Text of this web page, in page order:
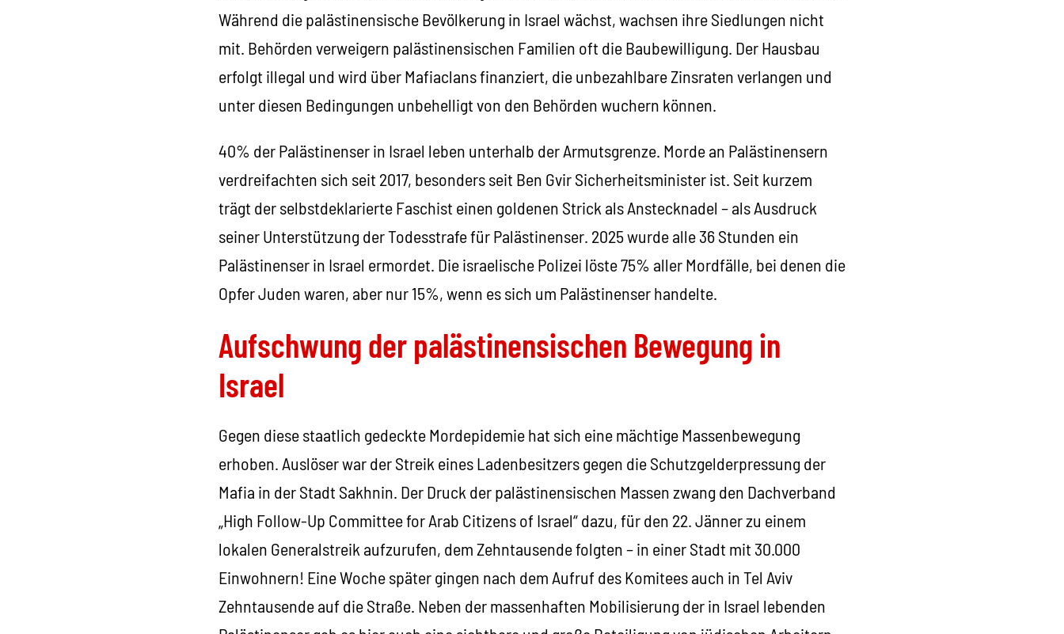
Während die palästinensische Bevölkerung in Israel wächst, wachsen ihre Siedlungen nicht
mit. Behörden verweigern palästinensischen Familien oft die Baubewilligung. Der Hausbau
erfolgt illegal und wird über Mafiaclans finanziert, die unbezahlbare Zinsraten verlangen und
unter diesen Bedingungen unbehelligt von den Behörden wuchern können.
40% der Palästinenser in Israel leben unterhalb der Armutsgrenze. Morde an Palästinensern
verdreifachten sich seit 2017, besonders seit Ben Gvir Sicherheitsminister ist. Seit kurzem
trägt der selbstdeklarierte Faschist einen goldenen Strick als Anstecknadel – als Ausdruck
seiner Unterstützung der Todesstrafe für Palästinenser. 2025 wurde alle 36 Stunden ein
Palästinenser in Israel ermordet. Die israelische Polizei löste 75% aller Mordfälle, bei denen die
Opfer Juden waren, aber nur 15%, wenn es sich um Palästinenser handelte.
Aufschwung der palästinensischen Bewegung in
Israel
Gegen diese staatlich gedeckte Mordepidemie hat sich eine mächtige Massenbewegung
erhoben. Auslöser war der Streik eines Ladenbesitzers gegen die Schutzgelderpressung der
Mafia in der Stadt Sakhnin. Der Druck der palästinensischen Massen zwang den Dachverband
„High Follow-Up Committee for Arab Citizens of Israel“ dazu, für den 22. Jänner zu einem
lokalen Generalstreik aufzurufen, dem Zehntausende folgten – in einer Stadt mit 30.000
Einwohnern! Eine Woche später gingen nach dem Aufruf des Komitees auch in Tel Aviv
Zehntausende auf die Straße. Neben der massenhaften Mobilisierung der in Israel lebenden